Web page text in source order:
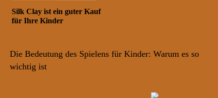
Silk Clay ist ein guter Kauf
für Ihre Kinder
Die Bedeutung des Spielens für Kinder: Warum es so
wichtig ist